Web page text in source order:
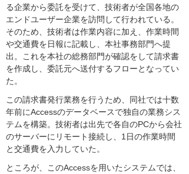
る企業から委託を受けて、技術者が全国各地の
エンドユーザー企業を訪問して行われている。
そのため、技術者は作業内容に加え、作業時間
や交通費を日報に記載し、本社事務部門へ提
出。これを本社の総務部門が確認をして請求書
を作成し、委託元へ送付するフローとなってい
た。
この請求書発行業務を行うため、同社では十数
年前にAccessのデータベースで独自の業務シス
テムを構築。技術者は出先で各自のPCから会社
のサーバーにリモート接続し、1日の作業時間
と交通費を入力していた。
ところが、このAccessを用いたシステムでは、